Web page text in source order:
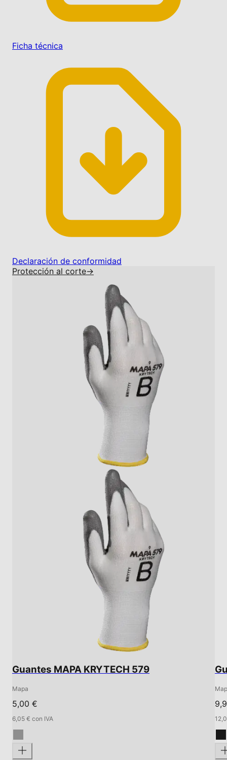
Ficha técnica
Declaración de conformidad
Protección al corte→
Guantes MAPA KRYTECH 579
Mapa
5,00 €
6,05 € con IVA